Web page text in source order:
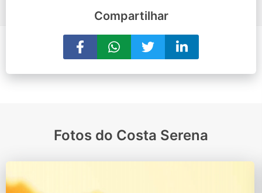
Compartilhar
Fotos do Costa Serena